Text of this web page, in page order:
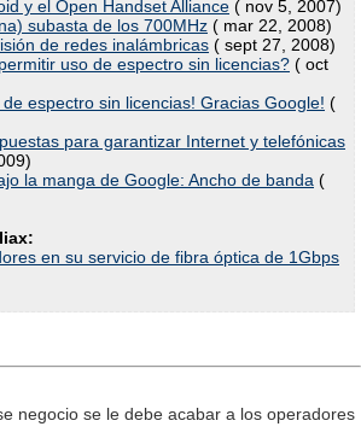
y el Open Handset Alliance ( nov 5, 2007)
subasta de los 700MHz ( mar 22, 2008)
de redes inalámbricas ( sept 27, 2008)
uso de espectro sin licencias? ( oct
espectro sin licencias! Gracias Google! (
para garantizar Internet y telefónicas
la manga de Google: Ancho de banda (
en su servicio de fibra óptica de 1Gbps
negocio se le debe acabar a los operadores